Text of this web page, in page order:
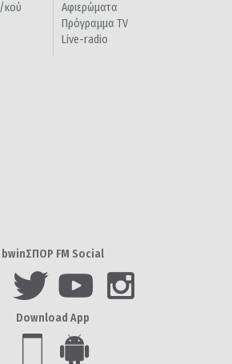
κού
Αφιερώματα
Πρόγραμμα TV
Live-radio
bwinΣΠΟΡ FM Social
Download App